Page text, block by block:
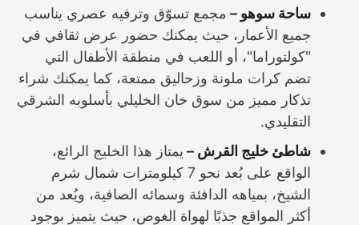
ساحة سوهو – مجمع تسوّق وترفيه عصري يناسب
جميع الأعمار، حيث يمكنك حضور عرض ثقافي في
"كولتوراما"، أو اللعب في منطقة الأطفال التي
تضم كرات ملونة وزحاليق ممتعة، كما يمكنك شراء
تذكار مميز من سوق خان الخليلي بأسلوبه الشرقي
التقليدي.
شاطئ خليج القرش – يمتاز هذا الخليج الرائع،
الواقع على بُعد نحو 7 كيلومترات شمال شرم
الشيخ، بمياهه الدافئة وسمائه الصافية، ويُعد من
أكثر المواقع جذبًا لهواة الغوص، حيث يتميز بوجود